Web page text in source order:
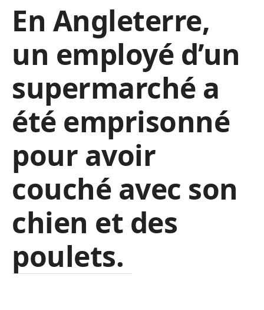
En Angleterre,
un employé d’un
supermarché a
été emprisonné
pour avoir
couché avec son
chien et des
poulets.